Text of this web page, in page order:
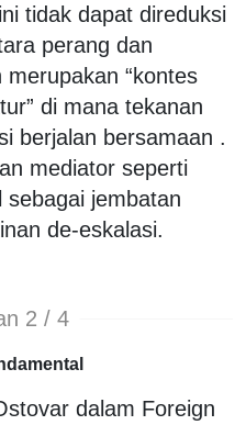
tidak dapat direduksi
perang dan
merupakan “kontes
di mana tekanan
berjalan bersamaan .
mediator seperti
sebagai jembatan
de-eskalasi.
2 / 4
dalam Foreign